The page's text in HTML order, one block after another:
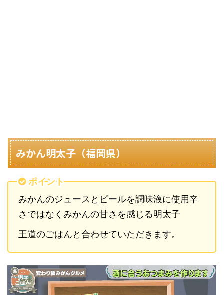
みかん明太子（福岡県）
ポイント
みかんのジュースとピールを調味液に使用辛
さではなくみかんの甘さを感じる明太子
王道のごはんと合わせていただきます。